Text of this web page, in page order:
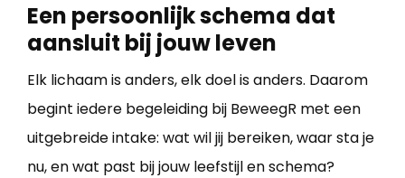
Een persoonlijk schema dat
aansluit bij jouw leven
Elk lichaam is anders, elk doel is anders. Daarom
begint iedere begeleiding bij BeweegR met een
uitgebreide intake: wat wil jij bereiken, waar sta je
nu, en wat past bij jouw leefstijl en schema?